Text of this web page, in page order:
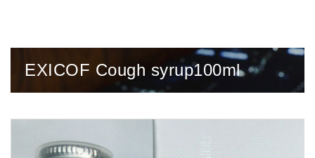
EXICOF Cough syrup100ml